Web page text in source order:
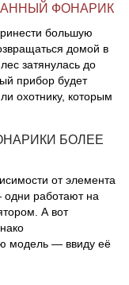
ФОНАРИК
большую
домой в
затянулась до
прибор будет
охотнику, которым
БОЛЕЕ
от элемента
работают на
А вот
модель — ввиду её